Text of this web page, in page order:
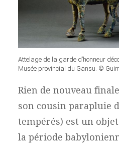
Attelage de la garde d’honneur
Musée provincial du Gansu. ©
Rien de nouveau
son cousin parapluie
tempérés) est un
la période